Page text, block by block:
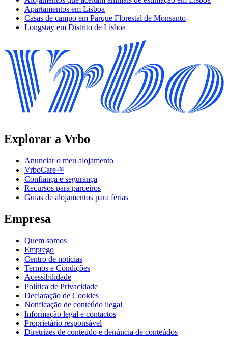
Apartamentos em Lisboa
Casas de campo em Parque Florestal de Monsanto
Longstay em Distrito de Lisboa
Explorar a Vrbo
Anunciar o meu alojamento
VrboCare™
Confiança e segurança
Recursos para parceiros
Guias de alojamentos para férias
Empresa
Quem somos
Emprego
Centro de notícias
Termos e Condições
Acessibilidade
Política de Privacidade
Declaração de Cookies
Notificação de conteúdo ilegal
Informação legal e contactos
Proprietário responsável
Diretrizes de conteúdo e denúncia de conteúdos